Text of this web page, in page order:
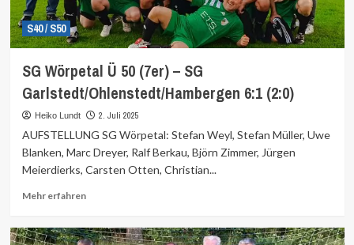
S40 / S50
SG Wörpetal Ü 50 (7er) – SG
Garlstedt/Ohlenstedt/Hambergen 6:1 (2:0)
Heiko Lundt 2. Juli 2025
AUFSTELLUNG SG Wörpetal: Stefan Weyl, Stefan Müller, Uwe
Blanken, Marc Dreyer, Ralf Berkau, Björn Zimmer, Jürgen
Meierdierks, Carsten Otten, Christian...
Mehr erfahrenMehr